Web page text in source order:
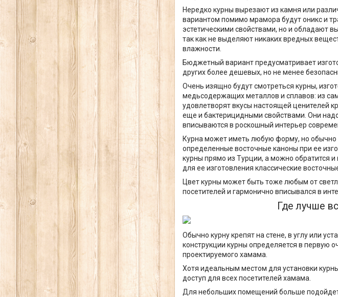
Нередко курны вырезают из камня или
вариантом помимо мрамора будут оникс и
эстетическими свойствами, но и обладают
так как не выделяют никаких вредных
влажности.
Бюджетный вариант предусматривает
других более дешевых, но не менее
Очень изящно будут смотреться курны,
медьсодержащих металлов и сплавов: из
удовлетворят вкусы настоящей ценителей
еще и бактерицидными свойствами. Они
вписываются в роскошный интерьер
Курна может иметь любую форму, но обычно
определенные восточные каноны при ее
курны прямо из Турции, а можно обратится
для ее изготовления классические
Цвет курны может быть тоже любым от
посетителей и гармонично вписывался в
Где лучше
Обычно курну крепят на стене, в углу или
конструкции курны определяется в первую
проектируемого хамама.
Хотя идеальным местом для установки
доступ для всех посетителей хамама.
Для небольших помещений больше подойдет